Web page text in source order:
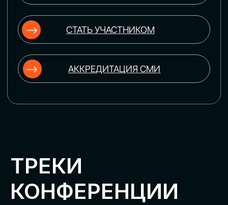
ЦИФРОВИЗАЦИЯ
МАРКЕТИНГА И ПРОДАЖ
Обменяемся опытом, какие ИИ-решения
в маркетинге и продажах наиболее
Рассмотрим управление человеческим
комплексные решения для роста
производительности и кейсы
оптимизации процессов найма,
развития, оценки и удержания
ЦИФРОВИЗАЦИЯ
КЛИЕНТСКОГО СЕРВИСА
Разберем кейсы в сфере цифровизации